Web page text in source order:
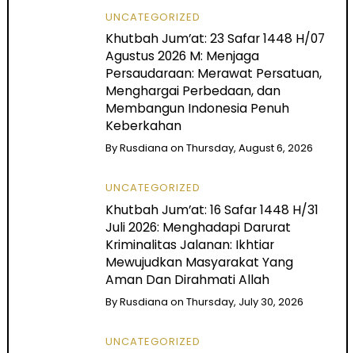
UNCATEGORIZED
Khutbah Jum’at: 23 Safar 1448 H/07
Agustus 2026 M: Menjaga
Persaudaraan: Merawat Persatuan,
Menghargai Perbedaan, dan
Membangun Indonesia Penuh
Keberkahan
ByRusdiana onThursday, August 6, 2026
UNCATEGORIZED
Khutbah Jum’at: 16 Safar 1448 H/31
Juli 2026: Menghadapi Darurat
Kriminalitas Jalanan: Ikhtiar
Mewujudkan Masyarakat Yang
Aman Dan Dirahmati Allah
ByRusdiana onThursday, July 30, 2026
UNCATEGORIZED